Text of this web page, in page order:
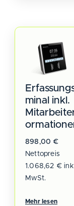
minal inkl.
898,00 €
Nettopreis
1.068,62 €
MwSt.
Mehr lesen